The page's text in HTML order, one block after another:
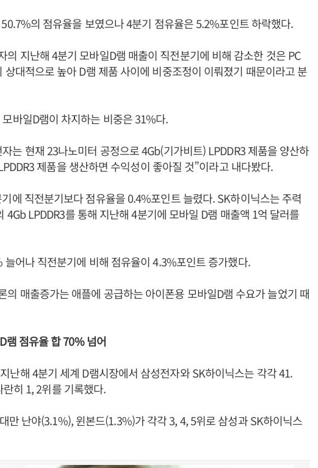
의 점유율을 보였으나 4분기 점유율은 5.2%포인트 하락했다.
의 지난해 4분기 모바일D램 매출이 직전분기에 비해 감소한 것은 PC
상대적으로 높아 D램 제품 사이에 비중조정이 이뤄졌기 때문이라고 분
바일D램이 차지하는 비중은 31%다.
는 현재 23나노미터 공정으로 4Gb(기가비트) LPDDR3 제품을 양산하
제품을 생산하면 수익성이 좋아질 것”이라고 내다봤다.
에 직전분기보다 점유율을 0.4%포인트 늘렸다. SK하이닉스는 주력
4Gb LPDDR3를 통해 지난해 4분기에 모바일 D램 매출액 1억 달러를
어나 직전분기에 비해 점유율이 4.3%포인트 증가했다.
의 매출증가는 애플에 공급하는 아이폰용 모바일D램 수요가 늘었기 때
램 점유율 합 70% 넘어
난해 4분기 세계 D램시장에서 삼성전자와 SK하이닉스는 각각 41.
히 1, 2위를 기록했다.
만 난야(3.1%), 윈본드(1.3%)가 각각 3, 4, 5위로 삼성과 SK하이닉스